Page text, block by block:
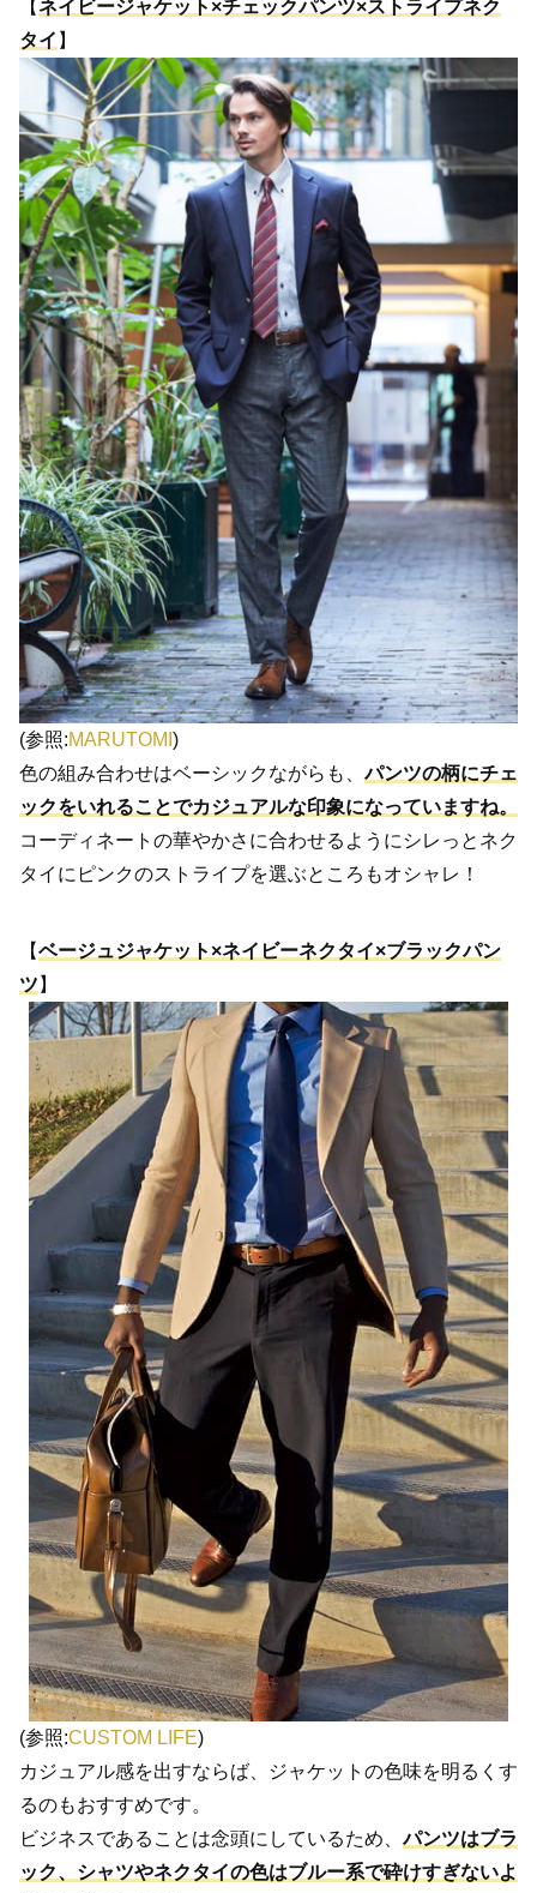
【ネイビージャケット×チェックパンツ×ストライプネク
タイ 】
(参照:MARUTOMI )
色の組み合わせはベーシックながらも、パンツの柄にチェ
ックをいれることでカジュアルな印象になっていますね。
コーディネートの華やかさに合わせるようにシレっとネク
タイにピンクのストライプを選ぶところもオシャレ！
【ベージュジャケット×ネイビーネクタイ×ブラックパン
ツ 】
(参照:CUSTOM LIFE)
カジュアル感を出すならば、ジャケットの色味を明るくす
るのもおすすめです。
ビジネスであることは念頭にしているため、パンツはブラ
ック、シャツやネクタイの色はブルー系で砕けすぎないよ